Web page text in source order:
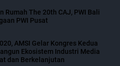
Rumah The 20th CAJ, PWI Bali
PWI Pusat
AMSI Gelar Kongres Kedua
Ekosistem Industri Media
dan Berkelanjutan